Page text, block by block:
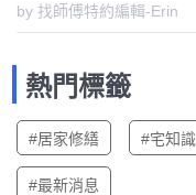
by 找師傅特約編輯-Erin
熱門標籤
#居家修繕 #宅知識
#最新消息